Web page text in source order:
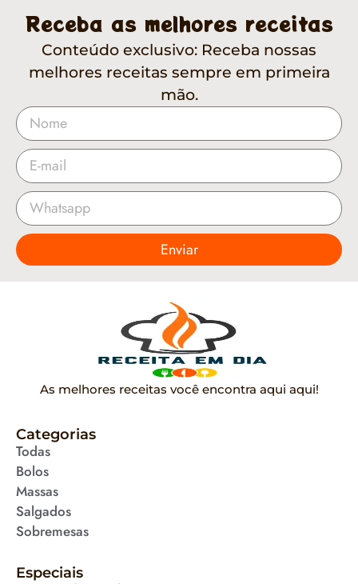
Receba as melhores receitas
Conteúdo exclusivo: Receba nossas
melhores receitas sempre em primeira
mão.
Enviar
As melhores receitas você encontra aqui aqui!
Categorias
Todas
Bolos
Massas
Salgados
Sobremesas
Especiais